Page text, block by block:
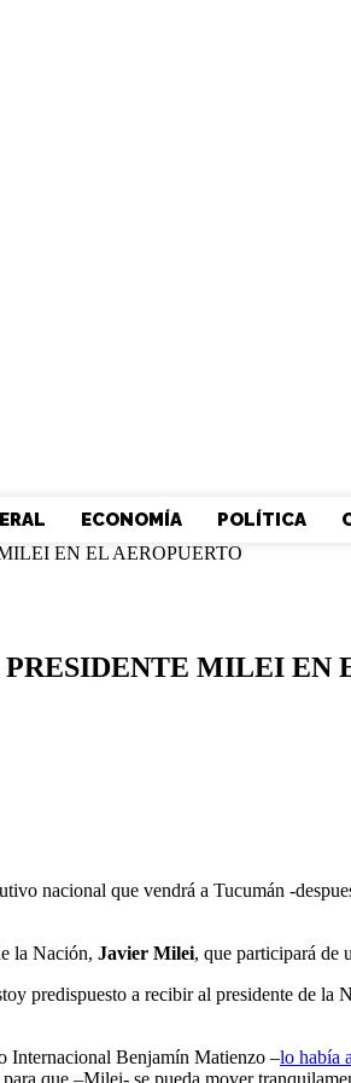
ECONOMÍA POLÍTICA
EN EL AEROPUERTO
MILEI EN
nacional que vendrá a Tucumán -
la Nación, Javier Milei, que participará de
predispuesto a recibir al presidente de
Internacional Benjamín Matienzo –lo había
que –Milei- se pueda mover